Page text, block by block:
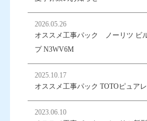
2026.05.26
オススメ工事パック ノーリツ ビ
プ N3WV6M
2025.10.17
オススメ工事パック TOTOピュア
2023.06.10